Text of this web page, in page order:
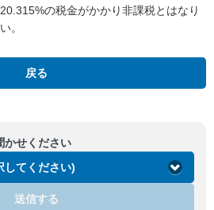
の税金がかかり非課税とはなり
。
戻る
かせください
してください)
送信する